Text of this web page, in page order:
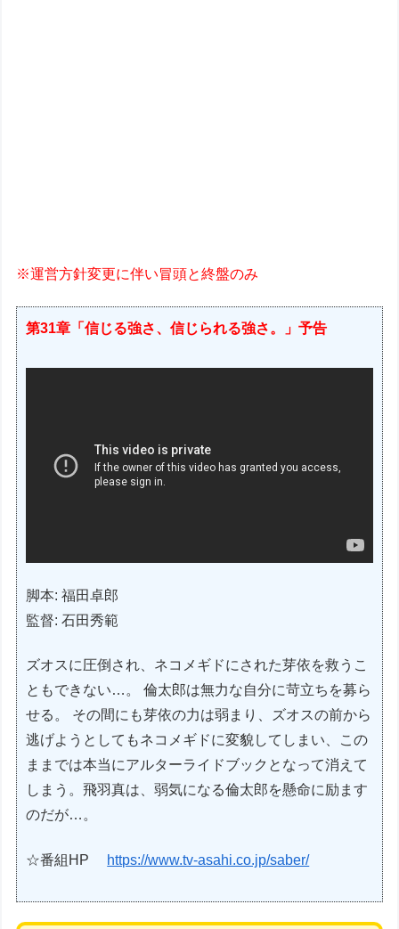
※運営方針変更に伴い冒頭と終盤のみ
第31章「信じる強さ、信じられる強さ。」予告
脚本: 福田卓郎
監督: 石田秀範
ズオスに圧倒され、ネコメギドにされた芽依を救うこ
ともできない…。 倫太郎は無力な自分に苛立ちを募ら
せる。 その間にも芽依の力は弱まり、ズオスの前から
逃げようとしてもネコメギドに変貌してしまい、この
ままでは本当にアルターライドブックとなって消えて
しまう。飛羽真は、弱気になる倫太郎を懸命に励ます
のだが…。
☆番組HP https://www.tv-asahi.co.jp/saber/